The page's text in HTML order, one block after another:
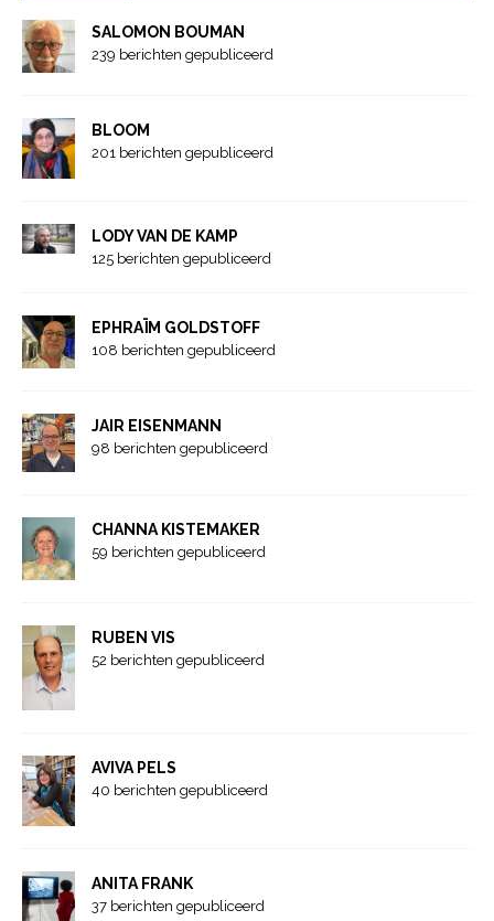
SALOMON BOUMAN
239 berichten gepubliceerd
BLOOM
201 berichten gepubliceerd
LODY VAN DE KAMP
125 berichten gepubliceerd
EPHRAÏM GOLDSTOFF
108 berichten gepubliceerd
JAIR EISENMANN
98 berichten gepubliceerd
CHANNA KISTEMAKER
59 berichten gepubliceerd
RUBEN VIS
52 berichten gepubliceerd
AVIVA PELS
40 berichten gepubliceerd
ANITA FRANK
37 berichten gepubliceerd